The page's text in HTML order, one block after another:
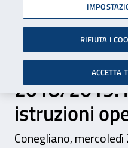
Evento -
tariffa 2019
2018/2019:
istruzioni
Conegliano,
RIFIUTA I
ACCETTA